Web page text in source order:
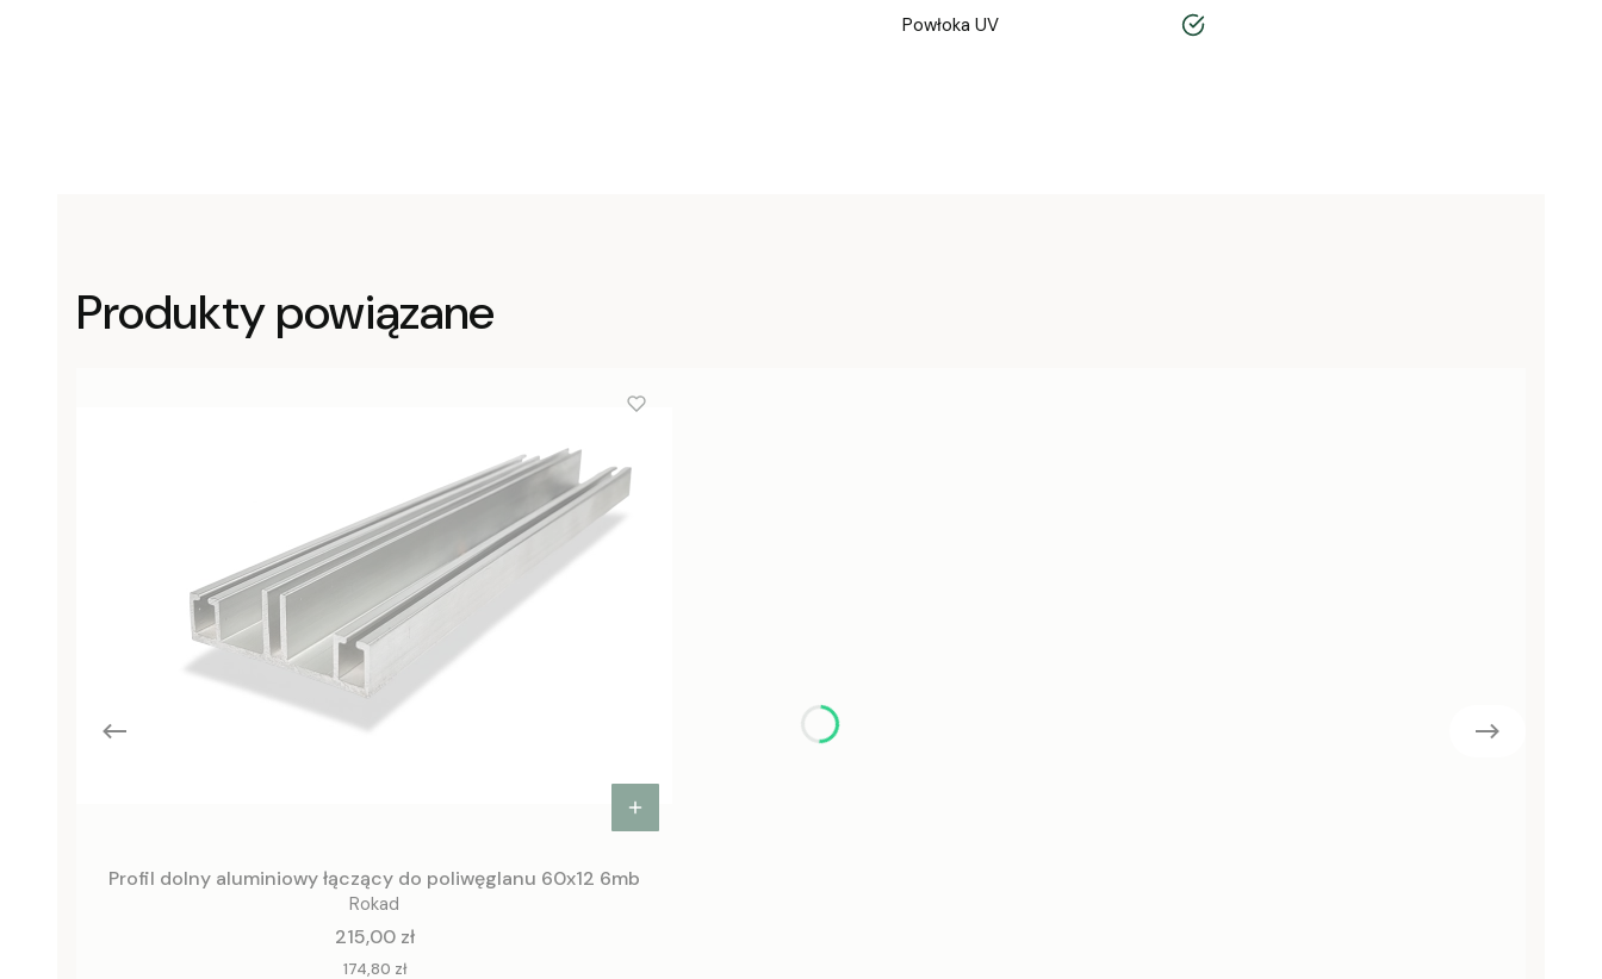
Powłoka UV
tak
Produkty powiązane
Profil dolny aluminiowy łączący do poliwęglanu 60x12 6mb
Rokad
Cena
215,00 zł
Cena
174,80 zł